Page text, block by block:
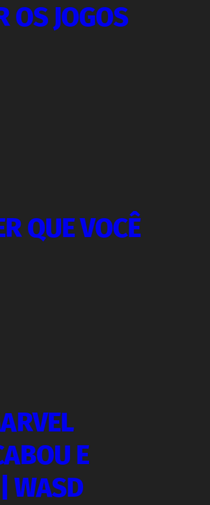
OS JOGOS
QUE VOCÊ
E
WASD